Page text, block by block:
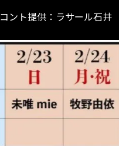
コント提供：ラサール石